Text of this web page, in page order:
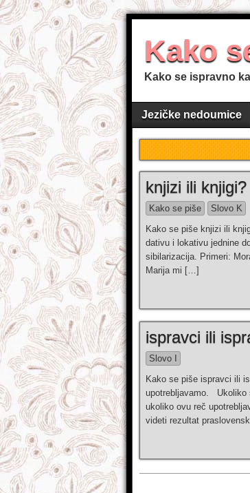
Kako
Kako se ispravno
Jezičke nedoumice
knjizi ili knjigi?
Kako se piše
Slovo K
Kako se piše knjizi ili
dativu i lokativu jednine
sibilarizacija. Primeri:
Marija mi […]
ispravci ili
Slovo I
Kako se piše ispravci ili
upotreblјavamo. Ukoliko
ukoliko ovu reč
videti rezultat